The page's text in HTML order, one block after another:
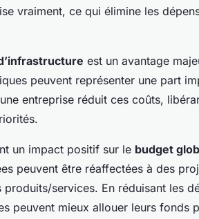
vraiment, ce qui élimine les
est un avantage
peuvent représenter une part
entreprise réduit ces coûts,
un impact positif sur le budget
peuvent être réaffectées à des
services. En réduisant les
peuvent mieux allouer leurs fonds